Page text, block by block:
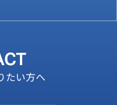
たい方へ